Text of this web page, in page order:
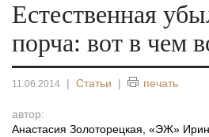
Естественная
порча: вот в чем
11.06.2014 | Статьи | печать
автор:
Анастасия Золоторецкая, «ЭЖ»